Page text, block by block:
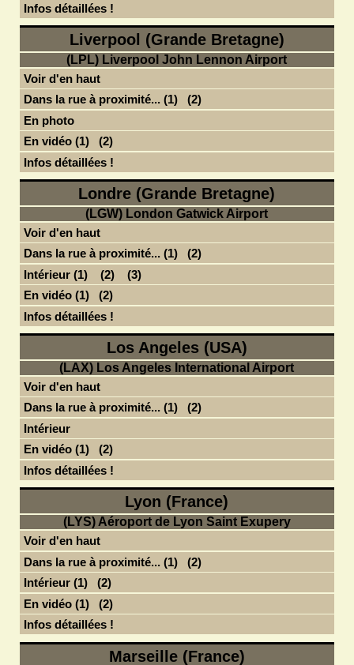
Infos détaillées !
Liverpool (Grande Bretagne)
(LPL) Liverpool John Lennon Airport
Voir d'en haut
Dans la rue à proximité... (1)
(2)
En photo
En vidéo (1)
(2)
Infos détaillées !
Londre (Grande Bretagne)
(LGW) London Gatwick Airport
Voir d'en haut
Dans la rue à proximité... (1)
(2)
Intérieur (1)
(2)
(3)
En vidéo (1)
(2)
Infos détaillées !
Los Angeles (USA)
(LAX) Los Angeles International Airport
Voir d'en haut
Dans la rue à proximité... (1)
(2)
Intérieur
En vidéo (1)
(2)
Infos détaillées !
Lyon (France)
(LYS) Aéroport de Lyon Saint Exupery
Voir d'en haut
Dans la rue à proximité... (1)
(2)
Intérieur (1)
(2)
En vidéo (1)
(2)
Infos détaillées !
Marseille (France)